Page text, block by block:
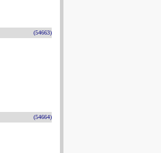
(54663)
(54664)